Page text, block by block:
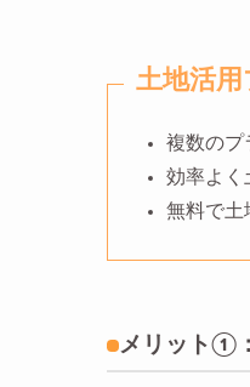
土地活
複数のプ
効率よく
無料で土
メリット①